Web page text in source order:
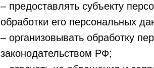
– предоставлять субъекту
обработки его персональных
– организовывать обработку
законодательством РФ;